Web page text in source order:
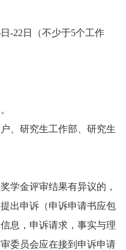
-22日（不少于5个工作
、研究生工作部、研究生
学金评审结果有异议的，
出申诉（申诉申请书应包
息，申诉请求，事实与理
委员会应在接到申诉申请